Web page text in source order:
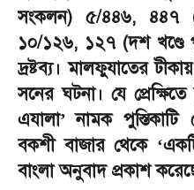
সংকলন) ৫/৪৪৬, ৪৪৭
১০/১২৬, ১২৭ (দশ খণ্ডে
দ্রষ্টব্য। মালফুযাতের
সনের ঘটনা। যে প্রেক্ষিতে
এযালা’ নামক পুস্তিকাটি
বকশী বাজার থেকে ‘
বাংলা অনুবাদ প্রকাশ